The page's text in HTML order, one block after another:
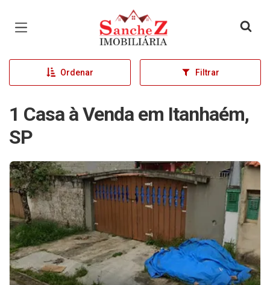
Página inicial
Ordenar Filtrar
1 Casa à Venda em Itanhaém,
SP